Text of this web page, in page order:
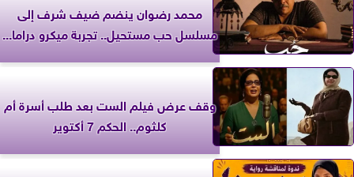
محمد رضوان ينضم ضيف شرف إلى
مسلسل حب مستحيل.. تجربة ميكرو دراما...
وقف عرض فيلم الست بعد طلب أسرة أم
كلثوم.. الحكم 7 أكتوير